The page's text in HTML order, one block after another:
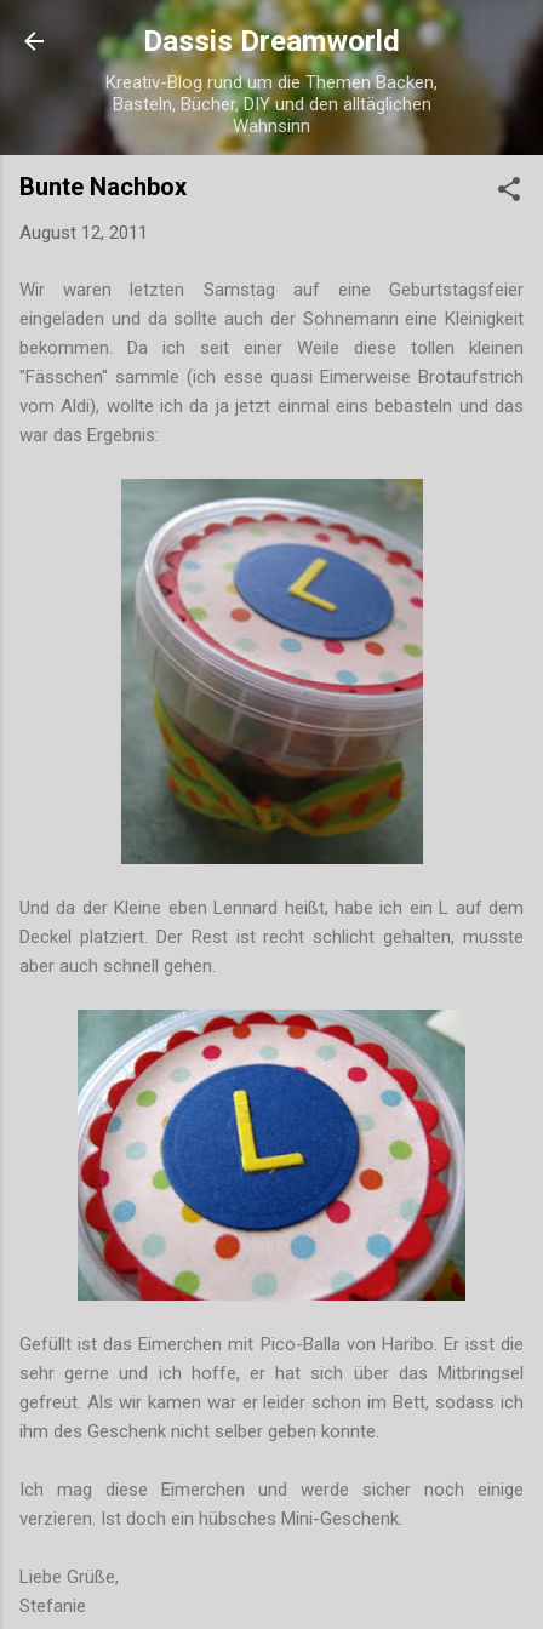
Direkt zum Hauptbereich
Dassis Dreamworld
Kreativ-Blog rund um die Themen Backen,
Basteln, Bücher, DIY und den alltäglichen
Wahnsinn
Bunte Nachbox
August 12, 2011
Wir waren letzten Samstag auf eine Geburtstagsfeier
eingeladen und da sollte auch der Sohnemann eine Kleinigkeit
bekommen. Da ich seit einer Weile diese tollen kleinen
"Fässchen" sammle (ich esse quasi Eimerweise Brotaufstrich
vom Aldi), wollte ich da ja jetzt einmal eins bebasteln und das
war das Ergebnis:
Und da der Kleine eben Lennard heißt, habe ich ein L auf dem
Deckel platziert. Der Rest ist recht schlicht gehalten, musste
aber auch schnell gehen.
Gefüllt ist das Eimerchen mit Pico-Balla von Haribo. Er isst die
sehr gerne und ich hoffe, er hat sich über das Mitbringsel
gefreut. Als wir kamen war er leider schon im Bett, sodass ich
ihm des Geschenk nicht selber geben konnte.
Ich mag diese Eimerchen und werde sicher noch einige
verzieren. Ist doch ein hübsches Mini-Geschenk.
Liebe Grüße,
Stefanie